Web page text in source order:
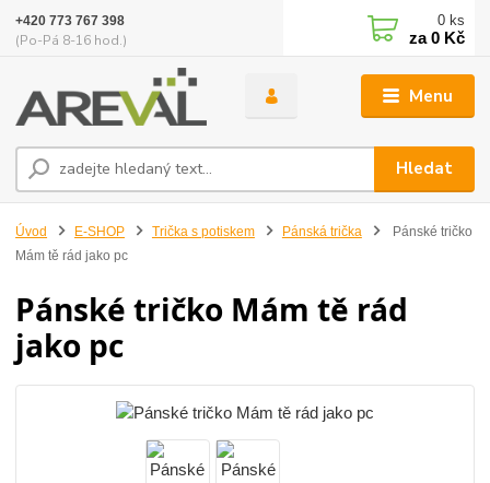
Menu
Hledat
+420 773 767 398
(Po-Pá 8-16 hod.)
0 ks
za0 Kč
Úvod E-SHOP Trička s potiskem Pánská trička
Pánské tričko
Mám tě rád jako pc
Pánské tričko Mám tě rád
jako pc